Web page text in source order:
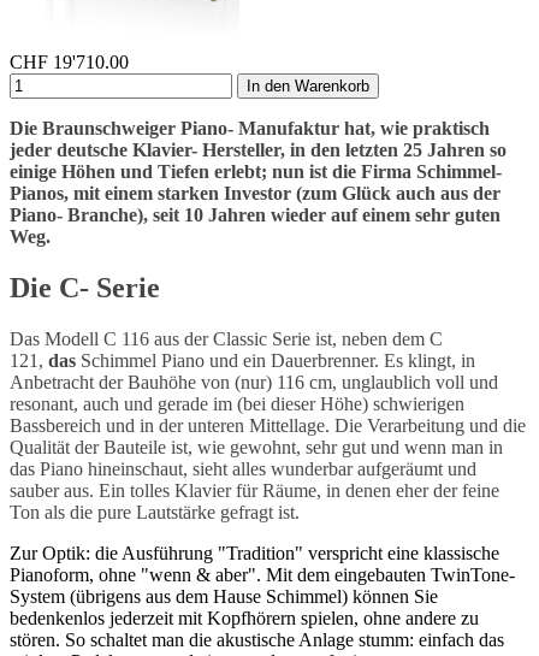
CHF 19'710.00
In den Warenkorb
Die Braunschweiger Piano- Manufaktur hat, wie praktisch
jeder deutsche Klavier- Hersteller, in den letzten 25 Jahren so
einige Höhen und Tiefen erlebt; nun ist die Firma Schimmel-
Pianos, mit einem starken Investor (zum Glück auch aus der
Piano- Branche), seit 10 Jahren wieder auf einem sehr guten
Weg.
Die C- Serie
Das Modell C 116 aus der Classic Serie ist, neben dem C
121, das Schimmel Piano und ein Dauerbrenner. Es klingt, in
Anbetracht der Bauhöhe von (nur) 116 cm, unglaublich voll und
resonant, auch und gerade im (bei dieser Höhe) schwierigen
Bassbereich und in der unteren Mittellage. Die Verarbeitung und die
Qualität der Bauteile ist, wie gewohnt, sehr gut und wenn man in
das Piano hineinschaut, sieht alles wunderbar aufgeräumt und
sauber aus. Ein tolles Klavier für Räume, in denen eher der feine
Ton als die pure Lautstärke gefragt ist.
Zur Optik: die Ausführung "Tradition" verspricht eine klassische
Pianoform, ohne "wenn & aber". Mit dem eingebauten TwinTone-
System (übrigens aus dem Hause Schimmel) können Sie
bedenkenlos jederzeit mit Kopfhörern spielen, ohne andere zu
stören. So schaltet man die akustische Anlage stumm: einfach das